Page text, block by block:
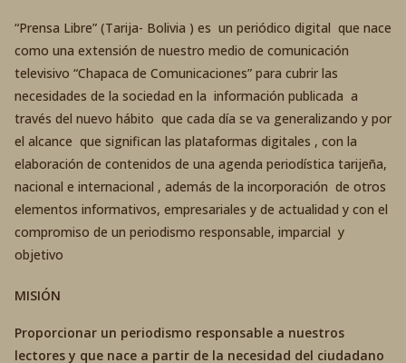
“Prensa Libre” (Tarija- Bolivia ) es un periódico digital que nace
como una extensión de nuestro medio de comunicación
televisivo “Chapaca de Comunicaciones” para cubrir las
necesidades de la sociedad en la información publicada a
través del nuevo hábito que cada día se va generalizando y por
el alcance que significan las plataformas digitales , con la
elaboración de contenidos de una agenda periodística tarijeña,
nacional e internacional , además de la incorporación de otros
elementos informativos, empresariales y de actualidad y con el
compromiso de un periodismo responsable, imparcial y
objetivo
MISIÓN
Proporcionar un periodismo responsable a nuestros
lectores y que nace a partir de la necesidad del ciudadano